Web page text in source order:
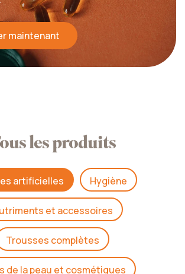
maintenant
les produits
artificielles Hygiène
et accessoires
Trousses complètes
de la peau et cosmétiques